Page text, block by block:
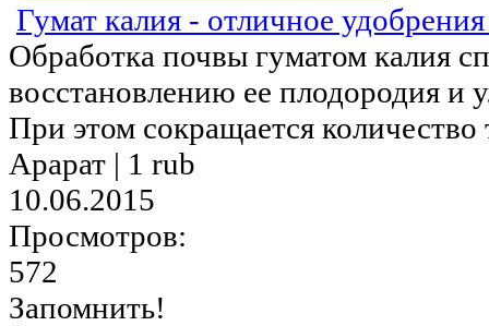
Гумат калия - отличное
Обработка почвы гуматом калия
восстановлению ее плодородия и
При этом сокращается
Арарат | 1 rub
10.06.2015
Просмотров:
572
Запомнить!